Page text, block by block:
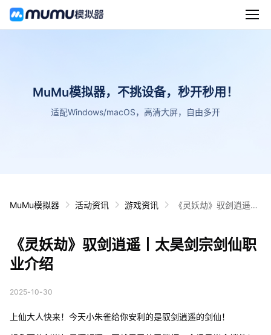
MuMu模拟器，不挑设备，秒开秒用！
适配Windows/macOS，高清大屏，自由多开
MuMu模拟器 活动资讯 游戏资讯
《灵妖劫》驭剑逍遥丨
《灵妖劫》驭剑逍遥丨太昊剑宗剑仙职
业介绍
2025-10-30
上仙大人快来！今天小朱雀给你安利的是驭剑逍遥的剑仙！